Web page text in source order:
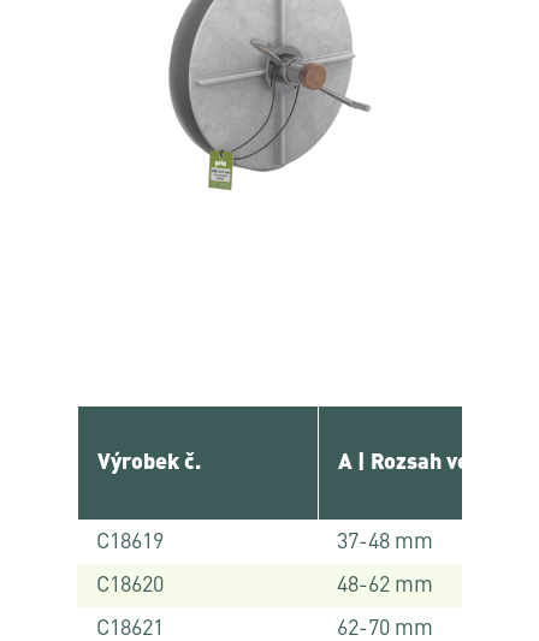
Výrobek č. A | Rozsah velikostí
C18619
37-48 mm
C18620
48-62 mm
C18621
62-70 mm